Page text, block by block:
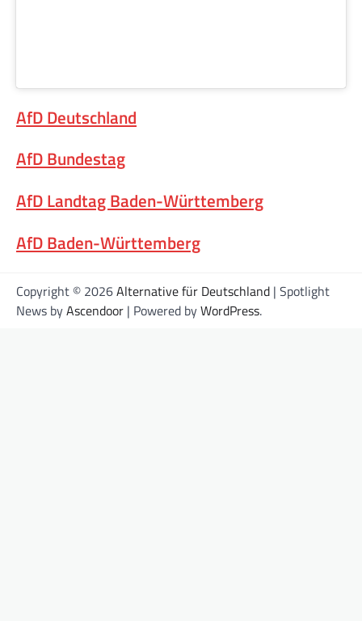
AfD Deutschland
AfD Bundestag
AfD Landtag Baden-Württemberg
AfD Baden-Württemberg
Copyright © 2026Alternative für Deutschland | Spotlight
News byAscendoor | Powered byWordPress.